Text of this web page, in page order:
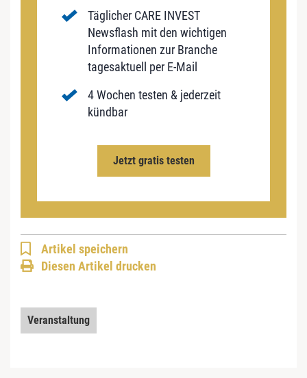
Täglicher CARE INVEST
Newsflash mit den wichtigen
Informationen zur Branche
tagesaktuell per E-Mail
4 Wochen testen & jederzeit
kündbar
Jetzt gratis testen
Artikel speichern
Diesen Artikel drucken
Veranstaltung